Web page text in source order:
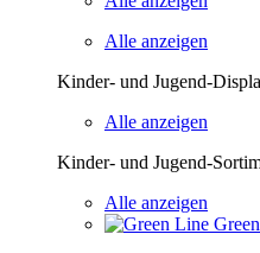
Alle anzeigen
Kinder- und Jugend-
Alle anzeigen
Kinder- und Jugend-
Alle anzeigen